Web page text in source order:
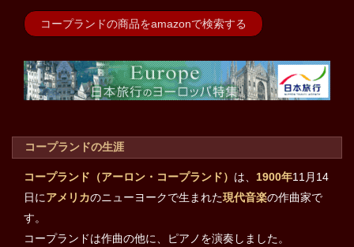
コープランドの商品をamazonで検索する
コープランドの生涯
コープランド（アーロン・コープランド） は、 1900年11月14
日にアメリカのニューヨークで生まれた現代音楽の作曲家で
す。
コープランドは作曲の他に、ピアノを演奏しました。